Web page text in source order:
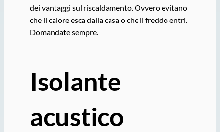
dei vantaggi sul riscaldamento. Ovvero evitano
che il calore esca dalla casa o che il freddo entri.
Domandate sempre.
Isolante
acustico